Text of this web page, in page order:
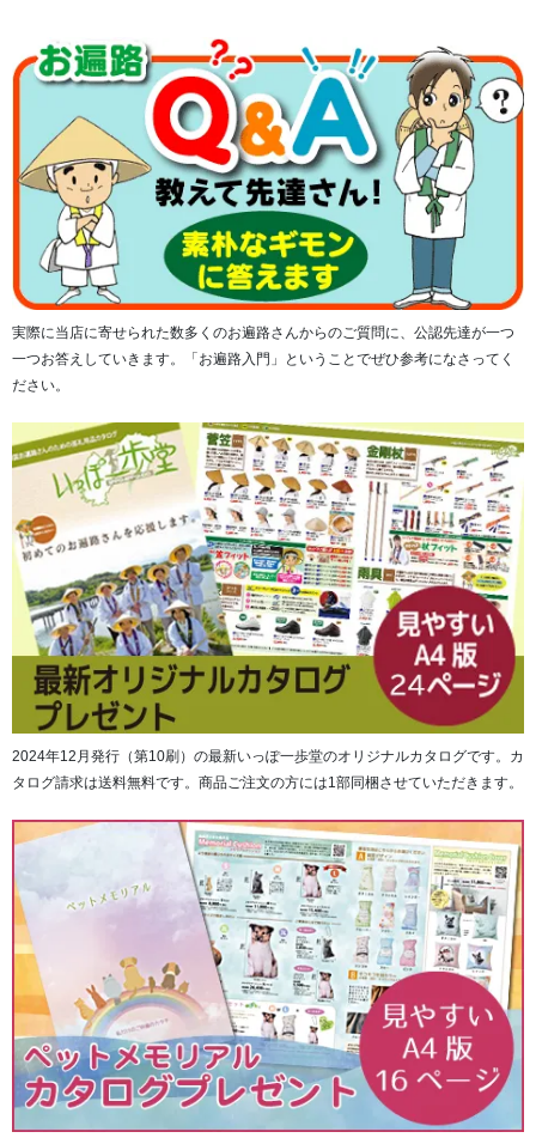
カラーは、「ネイビー(BKNV)」のみとなります。
ウエストはひもでフィット感の調節が可能です。
■高強度素材バリスパン®
一般的なナイロンに比べて引き裂き強度が2倍、摩耗強度で
2～2.5倍の強さをもつ高強力ナイロンスパン糸を使用した
バリスパン®。コットンのようなさらさらとした風合いを持
ちながら非常に耐久性が高く、速乾性・防汚性にも優れて
■袖口は簡単に絞れるサムエシステム
実際に当店に寄せられた数多くのお遍路さんからのご質問に、公認先達が一つ
一つお答えしていきます。「お遍路入門」ということでぜひ参考になさってく
ださい。
2024年12月発行（第10刷）の最新いっぽ一歩堂のオリジナルカタログです。カ
タログ請求は送料無料です。商品ご注文の方には1部同梱させていただきます。